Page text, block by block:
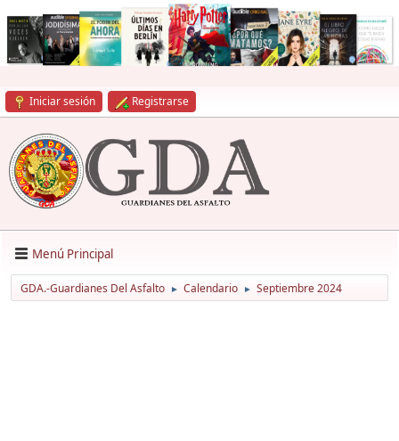
Iniciar sesión Registrarse
Menú Principal
GDA.-Guardianes Del Asfalto ► Calendario ► Septiembre 2024